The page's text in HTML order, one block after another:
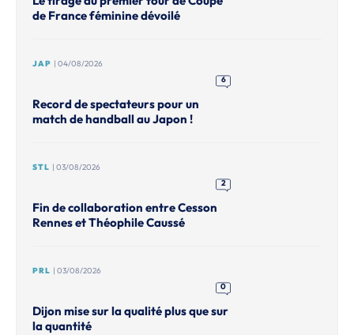
de France féminine dévoilé
JAP | 04/08/2026
6
Record de spectateurs pour un
match de handball au Japon !
STL | 03/08/2026
2
Fin de collaboration entre Cesson
Rennes et Théophile Caussé
PRL | 03/08/2026
0
Dijon mise sur la qualité plus que sur
la quantité